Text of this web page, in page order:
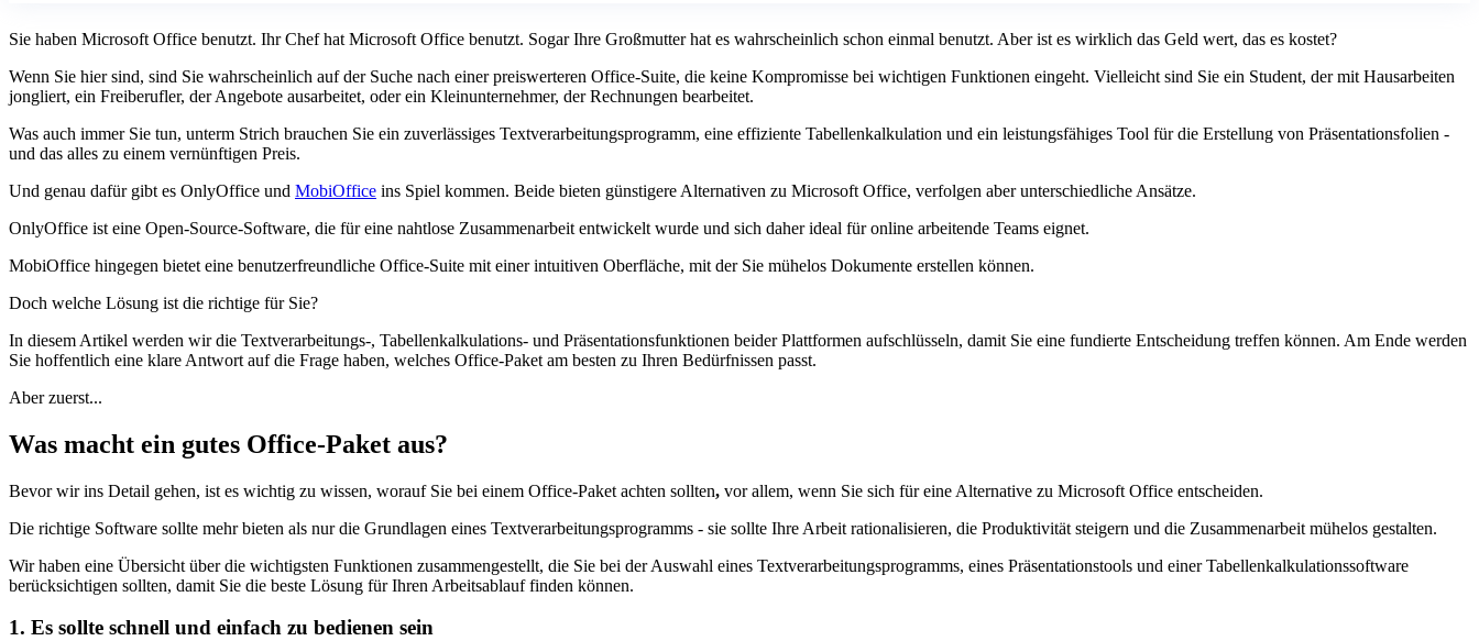
Sie haben Microsoft Office benutzt. Ihr Chef hat Microsoft Office benutzt. Sogar Ihre Großmutter hat es wahrscheinlich schon einmal benutzt. Aber ist es wirklich das Geld wert, das es kostet?
Wenn Sie hier sind, sind Sie wahrscheinlich auf der Suche nach einer preiswerteren Office-Suite, die keine Kompromisse bei wichtigen Funktionen eingeht. Vielleicht sind Sie ein Student, der mit Hausarbeiten
jongliert, ein Freiberufler, der Angebote ausarbeitet, oder ein Kleinunternehmer, der Rechnungen bearbeitet.
Was auch immer Sie tun, unterm Strich brauchen Sie ein zuverlässiges Textverarbeitungsprogramm, eine effiziente Tabellenkalkulation und ein leistungsfähiges Tool für die Erstellung von Präsentationsfolien -
und das alles zu einem vernünftigen Preis.
Und genau dafür gibt es OnlyOffice und MobiOffice ins Spiel kommen. Beide bieten günstigere Alternativen zu Microsoft Office, verfolgen aber unterschiedliche Ansätze.
OnlyOffice ist eine Open-Source-Software, die für eine nahtlose Zusammenarbeit entwickelt wurde und sich daher ideal für online arbeitende Teams eignet.
MobiOffice hingegen bietet eine benutzerfreundliche Office-Suite mit einer intuitiven Oberfläche, mit der Sie mühelos Dokumente erstellen können.
Doch welche Lösung ist die richtige für Sie?
In diesem Artikel werden wir die Textverarbeitungs-, Tabellenkalkulations- und Präsentationsfunktionen beider Plattformen aufschlüsseln, damit Sie eine fundierte Entscheidung treffen können. Am Ende werden
Sie hoffentlich eine klare Antwort auf die Frage haben, welches Office-Paket am besten zu Ihren Bedürfnissen passt.
Aber zuerst...
Was macht ein gutes Office-Paket aus?
Bevor wir ins Detail gehen, ist es wichtig zu wissen, worauf Sie bei einem Office-Paket achten sollten, vor allem, wenn Sie sich für eine Alternative zu Microsoft Office entscheiden.
Die richtige Software sollte mehr bieten als nur die Grundlagen eines Textverarbeitungsprogramms - sie sollte Ihre Arbeit rationalisieren, die Produktivität steigern und die Zusammenarbeit mühelos gestalten.
Wir haben eine Übersicht über die wichtigsten Funktionen zusammengestellt, die Sie bei der Auswahl eines Textverarbeitungsprogramms, eines Präsentationstools und einer Tabellenkalkulationssoftware
berücksichtigen sollten, damit Sie die beste Lösung für Ihren Arbeitsablauf finden können.
1. Es sollte schnell und einfach zu bedienen sein